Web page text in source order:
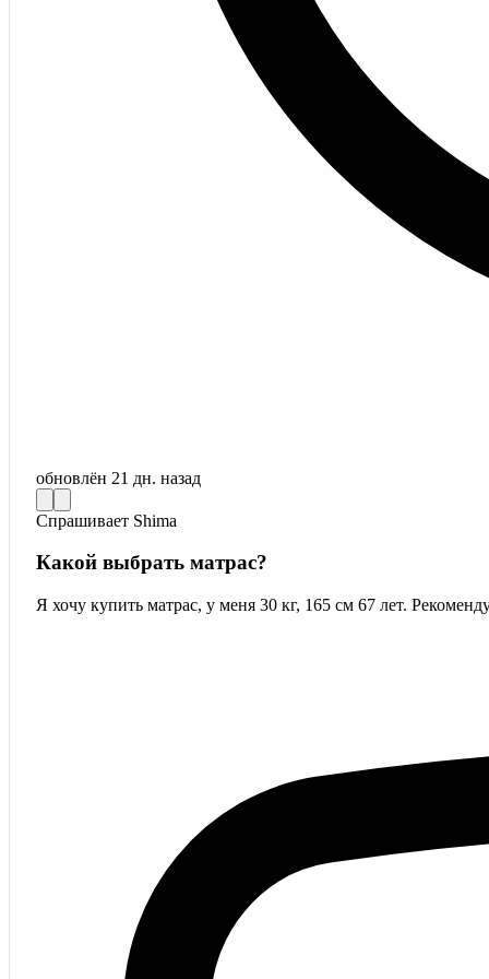
обновлён 21 дн. назад
Спрашивает Shima
Какой выбрать матрас?
Я хочу купить матрас, у меня 30 кг, 165 см 67 лет.